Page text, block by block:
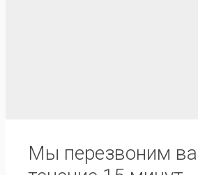
Мы перезвоним